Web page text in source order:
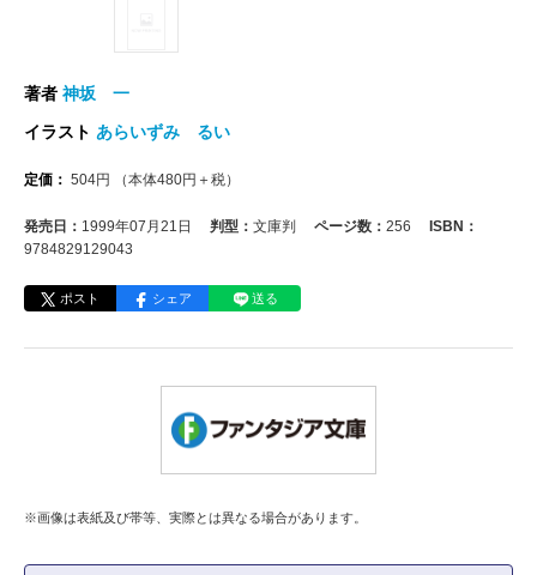
著者 神坂 一
イラスト あらいずみ るい
定価： 504円 （本体480円＋税）
発売日： 1999年07月21日 判型： 文庫判 ページ数： 256
ISBN：
9784829129043
ポスト シェア 送る
※画像は表紙及び帯等、実際とは異なる場合があります。